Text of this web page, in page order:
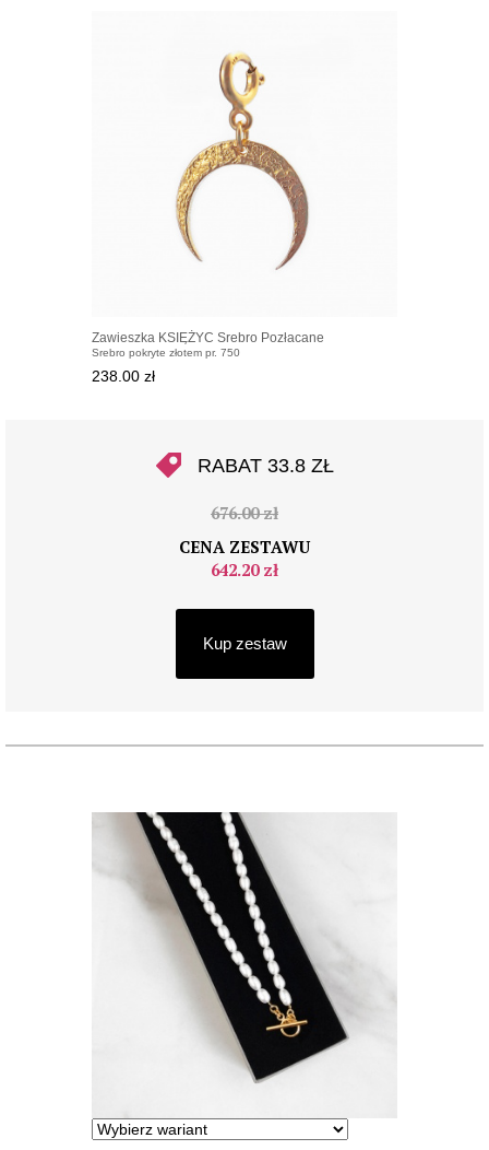
Zawieszka KSIĘŻYC Srebro Pozłacane
Srebro pokryte złotem pr. 750
238.00 zł
RABAT 33.8 ZŁ
676.00 zł
CENA ZESTAWU
642.20 zł
Kup zestaw